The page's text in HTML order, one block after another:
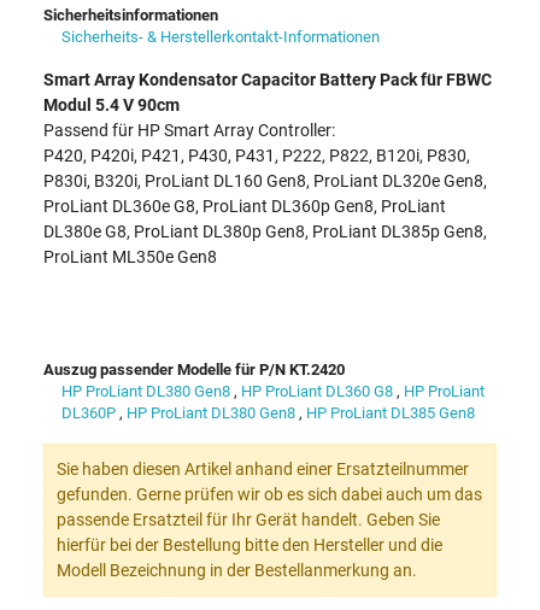
Sicherheitsinformationen
Sicherheits- & Herstellerkontakt-Informationen
Smart Array Kondensator Capacitor Battery Pack für FBWC
Modul 5.4 V 90cm
Passend für HP Smart Array Controller:
P420, P420i, P421, P430, P431, P222, P822, B120i, P830,
P830i, B320i, ProLiant DL160 Gen8, ProLiant DL320e Gen8,
ProLiant DL360e G8, ProLiant DL360p Gen8, ProLiant
DL380e G8, ProLiant DL380p Gen8, ProLiant DL385p Gen8,
ProLiant ML350e Gen8
Auszug passender Modelle für P/N KT.2420
HP ProLiant DL380 Gen8 , HP ProLiant DL360 G8 , HP ProLiant
DL360P , HP ProLiant DL380 Gen8 , HP ProLiant DL385 Gen8
Sie haben diesen Artikel anhand einer Ersatzteilnummer
gefunden. Gerne prüfen wir ob es sich dabei auch um das
passende Ersatzteil für Ihr Gerät handelt. Geben Sie
hierfür bei der Bestellung bitte den Hersteller und die
Modell Bezeichnung in der Bestellanmerkung an.